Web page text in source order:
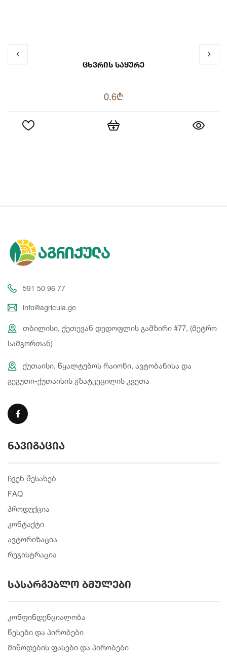
Ცხვრის Საყურე
0.6₾
591 50 96 77
info@agricula.ge
თბილისი, ქეთევან დედოფლის გამზირი #77, (მეტრო
სამგორთან)
ქუთაისი, წყალტუბოს რაიონი, ავტობანისა და
გეგუთი-ქუთაისის გზატკეცილის კვეთა
ნავიგაცია
ჩვენ შესახებ
FAQ
პროდუქცია
კონტაქტი
ავტორიზაცია
რეგისტრაცია
სასარგებლო ბმულები
კონფინდენციალობა
წესები და პირობები
მიწოდების ფასები და პირობები